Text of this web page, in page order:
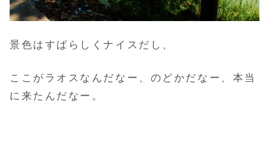
景色はすばらしくナイスだし、
ここがラオスなんだなー、のどかだなー、本当
に来たんだなー。